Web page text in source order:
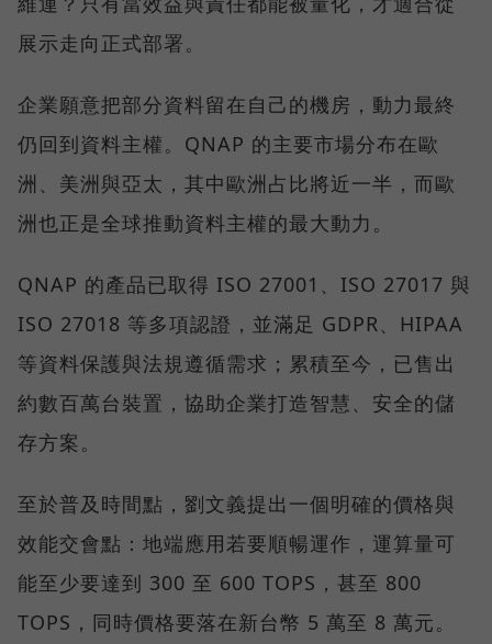
展示走向正式部署。
企業願意把部分資料留在自己的機房，動力最終
仍回到資料主權。QNAP 的主要市場分布在歐
洲、美洲與亞太，其中歐洲占比將近一半，而歐
洲也正是全球推動資料主權的最大動力。
QNAP 的產品已取得 ISO 27001、ISO 27017 與
ISO 27018 等多項認證，並滿足 GDPR、HIPAA
等資料保護與法規遵循需求；累積至今，已售出
約數百萬台裝置，協助企業打造智慧、安全的儲
存方案。
至於普及時間點，劉文義提出一個明確的價格與
效能交會點：地端應用若要順暢運作，運算量可
能至少要達到 300 至 600 TOPS，甚至 800
TOPS，同時價格要落在新台幣 5 萬至 8 萬元。